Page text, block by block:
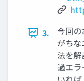
3.
今回
がちな
法を解
過エラ